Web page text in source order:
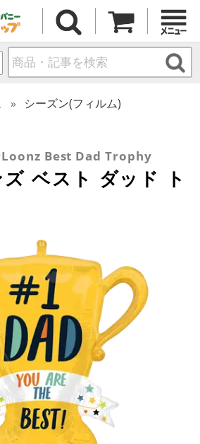
シーズン(フィルム)
ィング(空気自立型) バルーン
Best Dad Trophy
ベスト ダッド ト